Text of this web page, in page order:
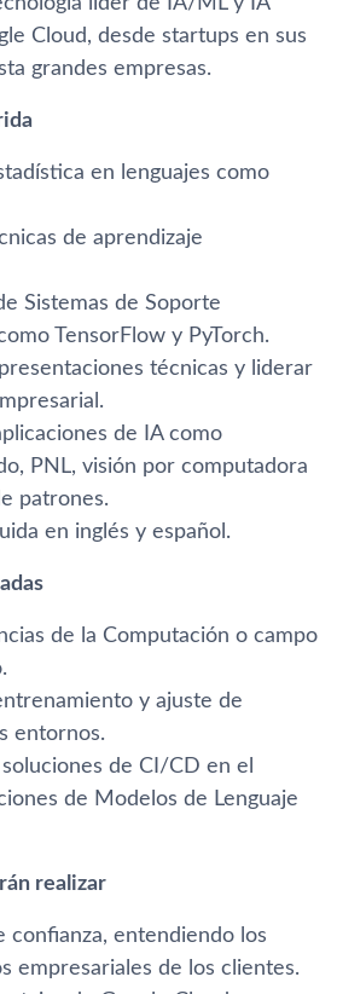
Cloud, desde startups en sus
grandes empresas.
en lenguajes como
de aprendizaje
Sistemas de Soporte
TensorFlow y PyTorch.
técnicas y liderar
de IA como
PNL, visión por computadora
patrones.
en inglés y español.
de la Computación o campo
y ajuste de
entornos.
de CI/CD en el
de Modelos de Lenguaje
realizar
confianza, entendiendo los
empresariales de los clientes.